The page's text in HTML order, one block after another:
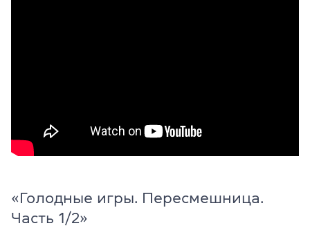
«Голодные игры. Пересмешница.
Часть 1/2»